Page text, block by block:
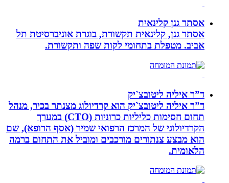
אסתר גנן קלינאית
אסתר גנן, קלינאית תקשורת, בוגרת אוניברסיטת תל
אביב. מטפלת בתחומי לקות שפה ותקשורת.
ד”ר איליה ליטובצ`יק
ד”ר איליה ליטובצ`יק הוא קרדיולוג מצנתר בכיר, מנהל
תחום חסימות כליליות כרוניות (CTO) במערך
הקרדיולוגי של המרכז הרפואי שמיר (אסף הרופא), שם
הוא מבצע צנתורים מורכבים ומוביל את התחום ברמה
הלאומית.